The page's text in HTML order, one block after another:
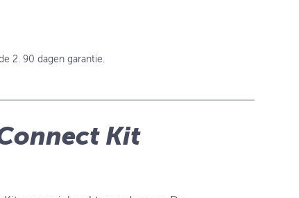
2. 90 dagen garantie.
Kit